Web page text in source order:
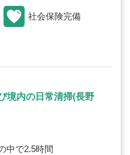
社会保険完備
境内の日常清掃(長野
中で2.5時間